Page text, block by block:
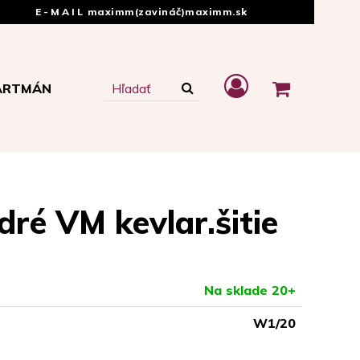
E-MAIL maximm(zavináč)maximm.sk
VM kevlar.šitie
Na sklade 20+
W1/20